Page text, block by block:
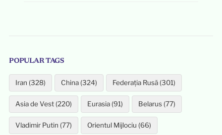
POPULAR TAGS
Iran (328) China (324) Federația Rusă (301)
Asia de Vest (220) Eurasia (91) Belarus (77)
Vladimir Putin (77) Orientul Mijlociu (66)